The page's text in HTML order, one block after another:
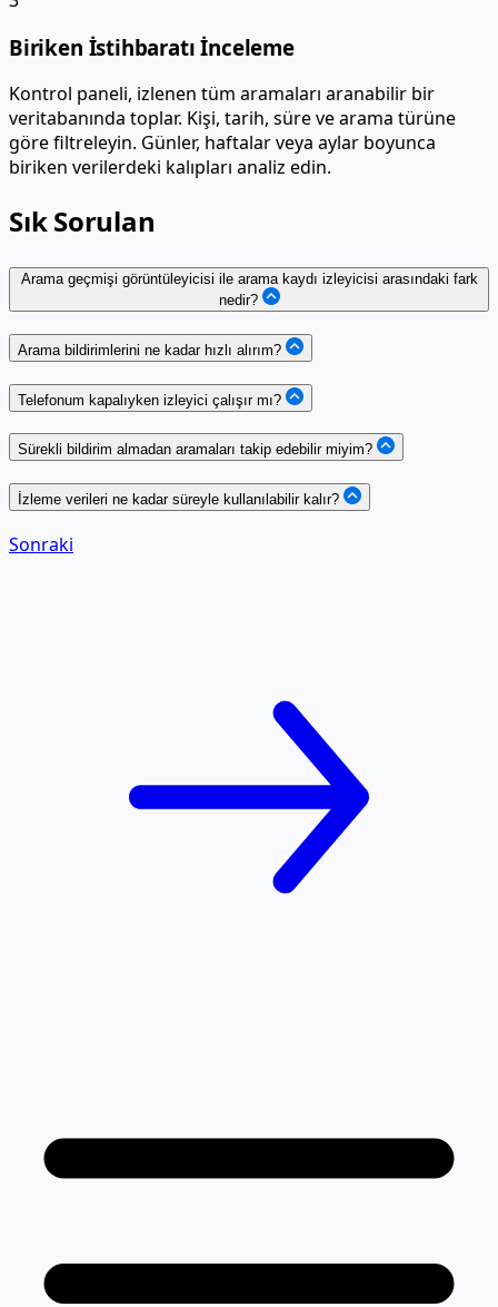
Biriken İstihbaratı İnceleme
Kontrol paneli, izlenen tüm aramaları aranabilir bir
veritabanında toplar. Kişi, tarih, süre ve arama türüne
göre filtreleyin. Günler, haftalar veya aylar boyunca
biriken verilerdeki kalıpları analiz edin.
Sık Sorulan
Arama geçmişi görüntüleyicisi ile arama kaydı izleyicisi arasındaki fark
nedir?
Arama bildirimlerini ne kadar hızlı alırım?
Telefonum kapalıyken izleyici çalışır mı?
Sürekli bildirim almadan aramaları takip edebilir miyim?
İzleme verileri ne kadar süreyle kullanılabilir kalır?
Sonraki